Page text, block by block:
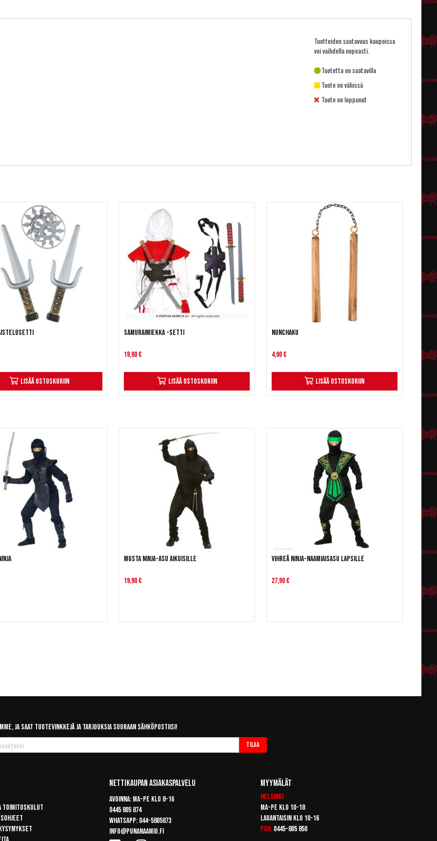
Tuotteiden saatavuus kaupoissa
voi vaihdella nopeasti.
Tuotetta on saatavilla
Tuote on vähissä
Tuote on loppunut
Lisää ostoskoriin
Samuraimiekka -setti
19,90 €
Lisää ostoskoriin
Nunchaku
4,90 €
Lisää ostoskoriin
Musta Ninja-asu aikuisille
19,90 €
Vihreä ninja-naamiaisasu lapsille
27,90 €
ja saat tuotevinkkejä ja tarjouksia suoraan sähköpostiisi!
Tilaa
toimituskulut
Nettikaupan Asiakaspalvelu
Avoinna: Ma-pe klo 8-16
0445 805 874
Whatsapp: 044-5805873
info@punanaamio.fi
Myymälät
Helsinki
Ma-pe klo 10-18
Lauantaisin klo 10-16
Puh: 0445-805 850